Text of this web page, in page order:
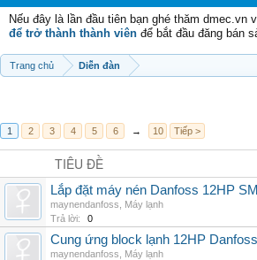
Nếu đây là lần đầu tiên bạn ghé thăm
để trở thành thành viên để bắt đầu đăng bán
Trang chủ Diễn đàn
1 2 3 4 5 6 → 10 Tiếp >
TIÊU ĐỀ
Lắp đặt máy nén Danfoss 12HP
maynendanfoss
Máy lạnh
Trả lời:
0
Cung ứng block lạnh 12HP
maynendanfoss
Máy lạnh